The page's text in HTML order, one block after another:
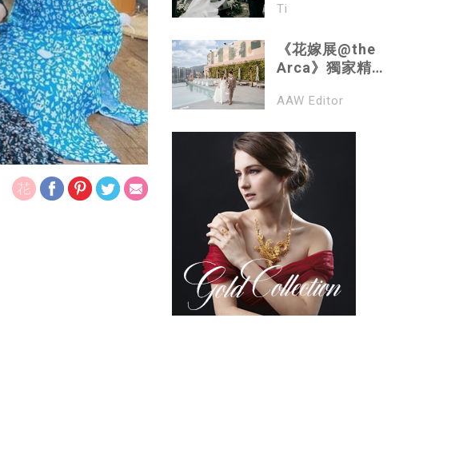
的美學轉變
Ti
《花嫁展@the
Arca》獨家精彩
全日食買玩睇 婚
半自助餐 | 2023
最新婚嫁優惠｜
免費登記
AAW Editor